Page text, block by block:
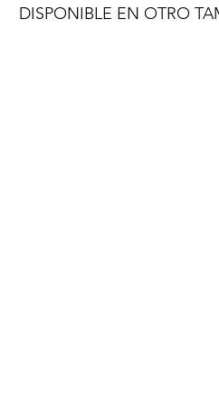
DISPONIBLE EN OTRO